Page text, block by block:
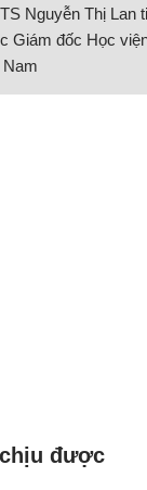
Nguyễn Thị Lan
Giám đốc Học
Nam
được